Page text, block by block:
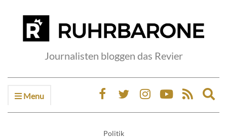
Journalisten bloggen das Revier
Menu
Politik